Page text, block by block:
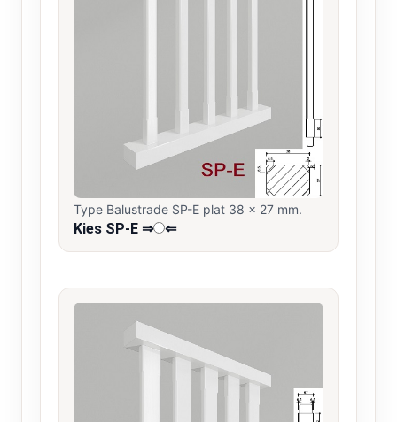
Type Balustrade SP-E plat 38 x 27 mm.
Kies SP-E ⇒ ⇐